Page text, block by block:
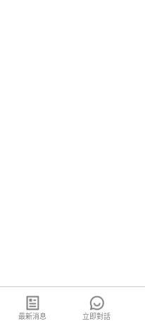
最新消息 立即對話